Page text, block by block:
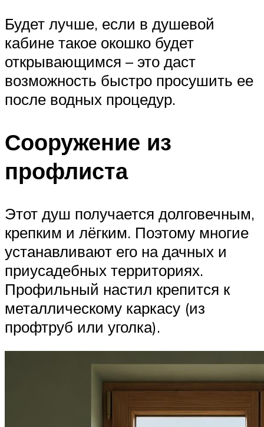
Будет лучше, если в душевой
кабине такое окошко будет
открывающимся – это даст
возможность быстро просушить ее
после водных процедур.
Сооружение из
профлиста
Этот душ получается долговечным,
крепким и лёгким. Поэтому многие
устанавливают его на дачных и
приусадебных территориях.
Профильный настил крепится к
металлическому каркасу (из
профтруб или уголка).